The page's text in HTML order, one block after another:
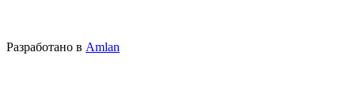
Разработано в Amlan